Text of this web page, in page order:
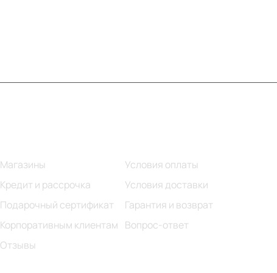
Магазины
Кредит и рассрочка
Подарочный сертификат
Корпоративным клиентам
Отзывы
Условия оплаты
Условия доставки
Гарантия и возврат
Вопрос-ответ